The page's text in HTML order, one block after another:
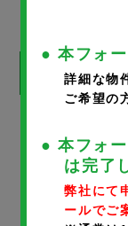
物件名
MAKANI
● 本フォ
詳細な物
ご希望の
● 本フォ
は完了
弊社にて
ールでご